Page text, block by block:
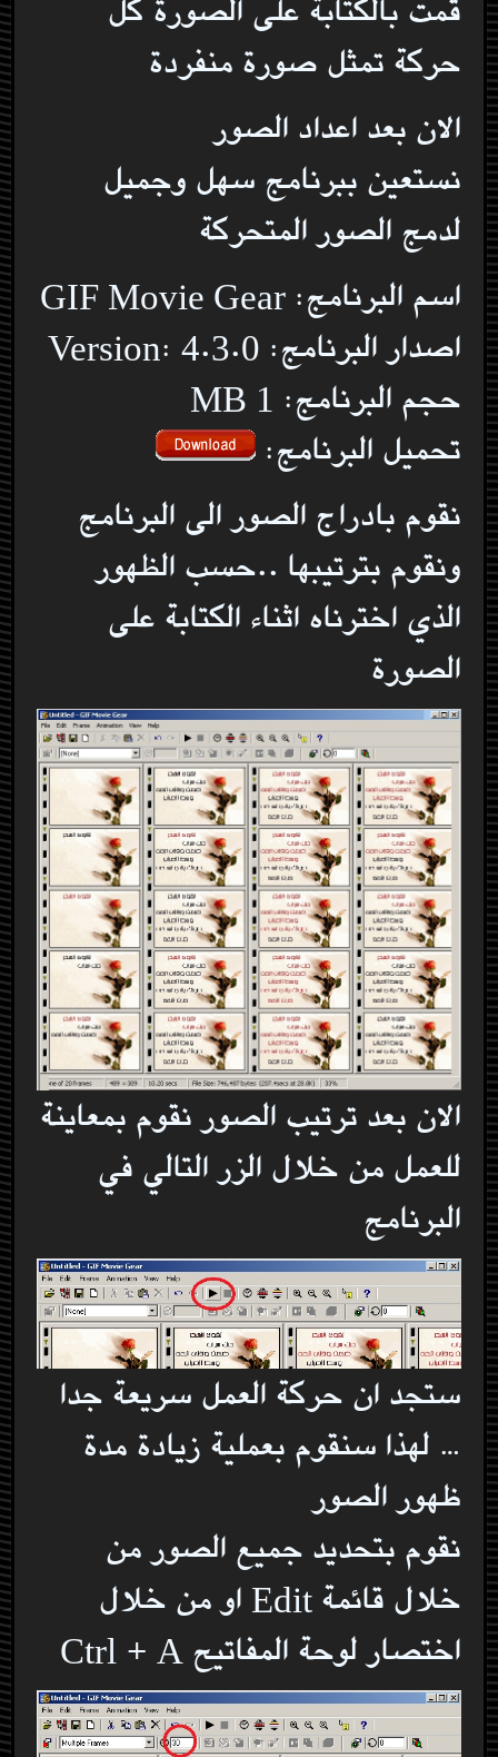
قمت بالكتابة على الصورة كل
حركة تمثل صورة منفردة
الان بعد اعداد الصور
نستعين ببرنامج سهل وجميل
لدمج الصور المتحركة
اسم البرنامج: GIF Movie Gear
اصدار البرنامج: Version: 4.3.0
حجم البرنامج: MB 1
تحميل البرنامج:
نقوم بادراج الصور الى البرنامج
ونقوم بترتيبها ..حسب الظهور
الذي اخترناه اثناء الكتابة على
الصورة
الان بعد ترتيب الصور نقوم بمعاينة
للعمل من خلال الزر التالي في
البرنامج
ستجد ان حركة العمل سريعة جدا
… لهذا سنقوم بعملية زيادة مدة
ظهور الصور
نقوم بتحديد جميع الصور من
خلال قائمة Edit او من خلال
اختصار لوحة المفاتيح Ctrl + A